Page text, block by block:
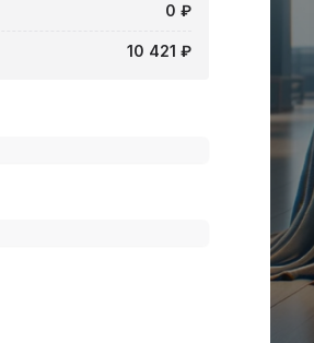
0 ₽
10 421 ₽